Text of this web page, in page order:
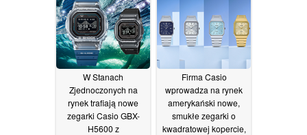
W Stanach
Zjednoczonych na
rynek trafiają nowe
zegarki Casio GBX-
H5600 z
Firma Casio
wprowadza na rynek
amerykański nowe,
smukłe zegarki o
kwadratowej kopercie,